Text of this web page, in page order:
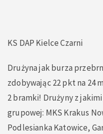
KS DAP Kielce Czarni
Drużyna jak burza
zdobywając 22 pkt na 24
2 bramki! Drużyny z
grupowej: MKS Krakus
Podlesianka Katowice,